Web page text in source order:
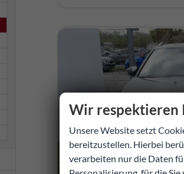
Wir respektieren
Unsere Website setzt
bereitzustellen. Hierbei
verarbeiten nur die Daten